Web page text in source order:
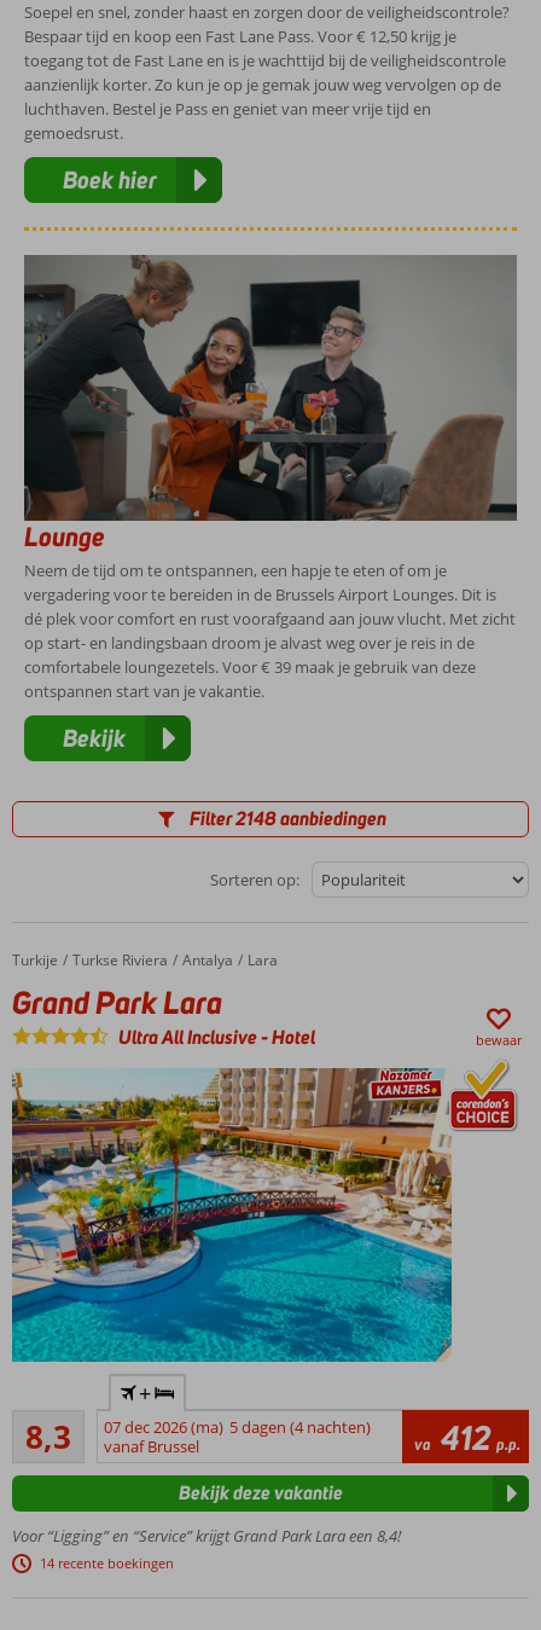
Soepel en snel, zonder haast en zorgen door de veiligheidscontrole?
Bespaar tijd en koop een Fast Lane Pass. Voor € 12,50 krijg je
toegang tot de Fast Lane en is je wachttijd bij de veiligheidscontrole
aanzienlijk korter. Zo kun je op je gemak jouw weg vervolgen op de
luchthaven. Bestel je Pass en geniet van meer vrije tijd en
gemoedsrust.
Boek hier
Lounge
Neem de tijd om te ontspannen, een hapje te eten of om je
vergadering voor te bereiden in de Brussels Airport Lounges. Dit is
dé plek voor comfort en rust voorafgaand aan jouw vlucht. Met zicht
op start- en landingsbaan droom je alvast weg over je reis in de
comfortabele loungezetels. Voor € 39 maak je gebruik van deze
ontspannen start van je vakantie.
Bekijk
Filter 2148 aanbiedingen
Sorteren op:
Home
Turkije Turkse Riviera Antalya Lara
Grand Park Lara
Grand Park Lara
Ultra All Inclusive-Hotel bewaar
familiehotel
in Lara
voor de
beste prijs
zandstrand
met
privégedeelte
Ruime
8,3Zeer goed
1720
beoordelingen
+
07 dec 2026 (ma) 5 dagen (4 nachten)
vanaf Brussel
va 412 p.p.
Voor “Ligging” en “Service” krijgt Grand Park Lara een 8,4!
14 recente boekingen
Bekijk deze vakantie